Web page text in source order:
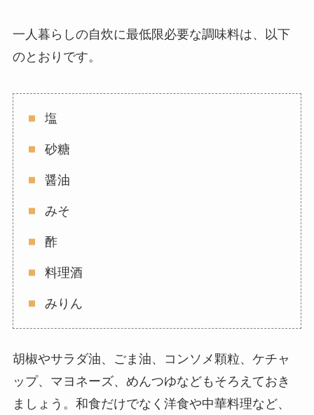
一人暮らしの自炊に最低限必要な調味料は、以下
のとおりです。
塩
砂糖
醤油
みそ
酢
料理酒
みりん
胡椒やサラダ油、ごま油、コンソメ顆粒、ケチャ
ップ、マヨネーズ、めんつゆなどもそろえておき
ましょう。和食だけでなく洋食や中華料理など、